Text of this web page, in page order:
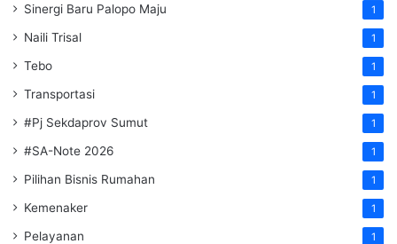
Sinergi Baru Palopo Maju 1
Naili Trisal 1
Tebo 1
Transportasi 1
#Pj Sekdaprov Sumut 1
#SA-Note 2026 1
Pilihan Bisnis Rumahan 1
Kemenaker 1
Pelayanan 1